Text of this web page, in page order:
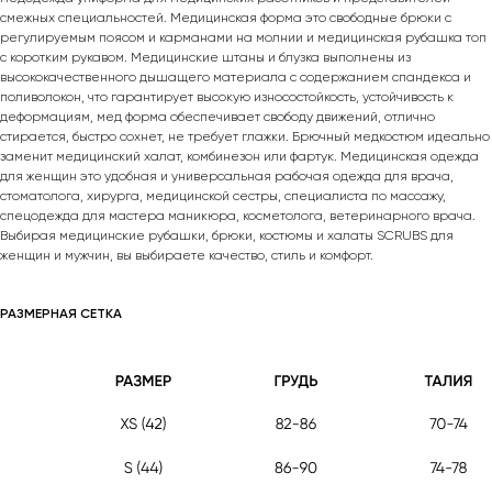
смежных специальностей. Медицинская форма это свободные брюки с
регулируемым поясом и карманами на молнии и медицинская рубашка топ
с коротким рукавом. Медицинские штаны и блузка выполнены из
высококачественного дышащего материала с содержанием спандекса и
поливолокон, что гарантирует высокую износостойкость, устойчивость к
деформациям, мед форма обеспечивает свободу движений, отлично
стирается, быстро сохнет, не требует глажки. Брючный медкостюм идеально
заменит медицинский халат, комбинезон или фартук. Медицинская одежда
для женщин это удобная и универсальная рабочая одежда для врача,
стоматолога, хирурга, медицинской сестры, специалиста по массажу,
спецодежда для мастера маникюра, косметолога, ветеринарного врача.
Выбирая медицинские рубашки, брюки, костюмы и халаты SCRUBS для
женщин и мужчин, вы выбираете качество, стиль и комфорт.
РАЗМЕРНАЯ СЕТКА